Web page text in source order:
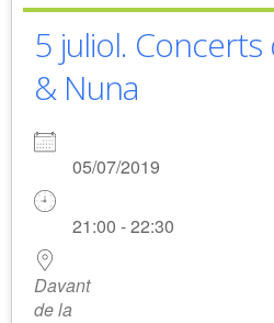
5 juliol.
& Nuna
05/07/2019
21:00 - 22:30
Davant
de la